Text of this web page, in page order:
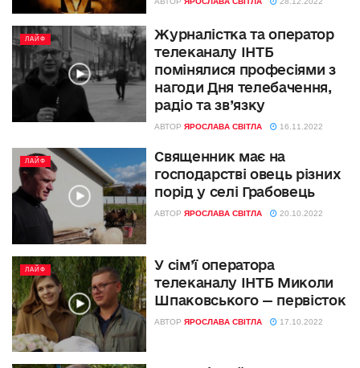
ЛАЙФ
Журналістка та оператор
телеканалу ІНТБ
помінялися професіями з
нагоди Дня телебачення,
радіо та зв’язку
АВТОР ЯРОСЛАВА СВІТЛА 16.11.2022
ЛАЙФ
Священник має на
господарстві овець різних
порід у селі Грабовець
АВТОР ЯРОСЛАВА СВІТЛА 20.10.2022
ЛАЙФ
У сім’ї оператора
телеканалу ІНТБ Миколи
Шпаковського — первісток
АВТОР ЯРОСЛАВА СВІТЛА 17.10.2022